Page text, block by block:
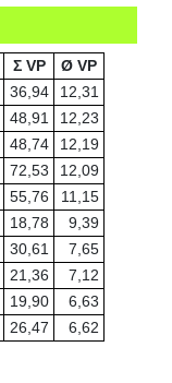
Σ VP
Ø VP
36,94
12,31
48,91
12,23
48,74
12,19
72,53
12,09
55,76
11,15
18,78
9,39
30,61
7,65
21,36
7,12
19,90
6,63
26,47 6,62